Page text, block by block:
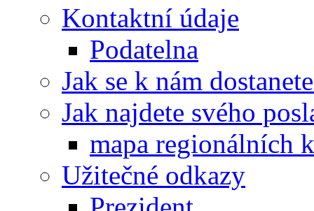
Kontaktní údaje
Podatelna
Jak se k nám
Jak najdete svého
mapa regionálních
Užitečné odkazy